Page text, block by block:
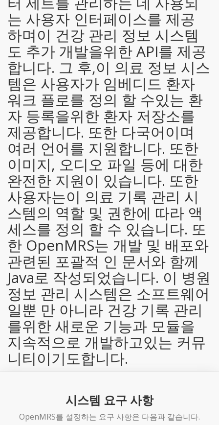
는 사용자 인터페이스를 제공
하며이 건강 관리 정보 시스템
도 추가 개발을위한 API를 제공
합니다. 그 후,이 의료 정보 시스
템은 사용자가 임베디드 환자
워크 플로를 정의 할 수있는 환
자 등록을위한 환자 저장소를
제공합니다. 또한 다국어이며
여러 언어를 지원합니다. 또한
이미지, 오디오 파일 등에 대한
완전한 지원이 있습니다. 또한
사용자는이 의료 기록 관리 시
스템의 역할 및 권한에 따라 액
세스를 정의 할 수 있습니다. 또
한 OpenMRS는 개발 ​​및 배포와
관련된 포괄적 인 문서와 함께
Java로 작성되었습니다. 이 병원
정보 관리 시스템은 소프트웨어
일뿐 만 아니라 건강 기록 관리
를위한 새로운 기능과 모듈을
지속적으로 개발하고있는 커뮤
니티이기도합니다.
시스템 요구 사항
OpenMRS를 설정하는 요구 사항은 다음과 같습니다.